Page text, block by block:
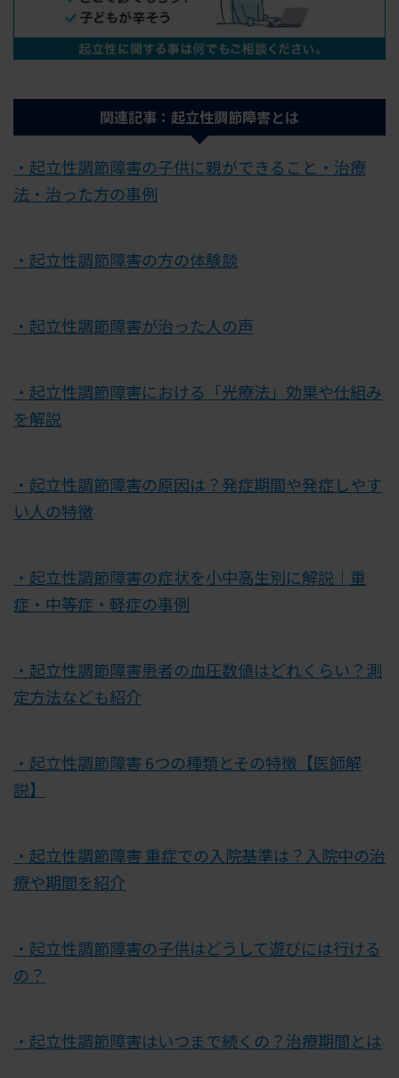
関連記事：起立性調節障害とは
・起立性調節障害の子供に親ができること・治療
法・治った方の事例
・起立性調節障害の方の体験談
・起立性調節障害が治った人の声
・起立性調節障害における「光療法」効果や仕組み
を解説
・起立性調節障害の原因は？発症期間や発症しやす
い人の特徴
・起立性調節障害の症状を小中高生別に解説｜重
症・中等症・軽症の事例
・起立性調節障害患者の血圧数値はどれくらい？測
定方法なども紹介
・起立性調節障害 6つの種類とその特徴【医師解
説】
・起立性調節障害 重症での入院基準は？入院中の治
療や期間を紹介
・起立性調節障害の子供はどうして遊びには行ける
の？
・起立性調節障害はいつまで続くの？治療期間とは